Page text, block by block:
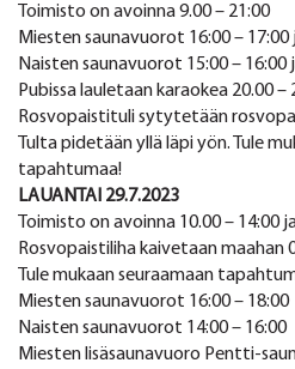
Toimisto on avoinna 9.00 – 21:00
Miesten saunavuorot 16:00 – 17:00
Naisten saunavuorot 15:00 – 16:00
Pubissa lauletaan karaokea 20.00 –
Rosvopaistituli sytytetään
Tulta pidetään yllä läpi yön. Tule
tapahtumaa!
LAUANTAI 29.7.2023
Toimisto on avoinna 10.00 – 14:00
Rosvopaistiliha kaivetaan maahan
Tule mukaan seuraamaan
Miesten saunavuorot 16:00 – 18:00
Naisten saunavuorot 14:00 – 16:00
Miesten lisäsaunavuoro Pentti-